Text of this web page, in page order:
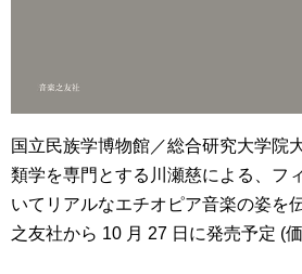
国立民族学博物館／総合研究大学院
類学を専門とする川瀬慈による、フ
いてリアルなエチオピア音楽の姿を
之友社から 10 月 27 日に発売予定 (